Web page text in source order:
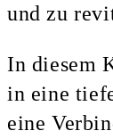
und zu
In diesem
in eine
eine